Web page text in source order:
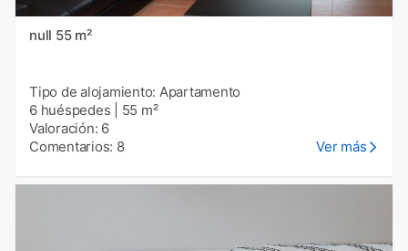
null 55 m²
Tipo de alojamiento: Apartamento
6 huéspedes
55 m²
Valoración: 6
Comentarios: 8
Ver más